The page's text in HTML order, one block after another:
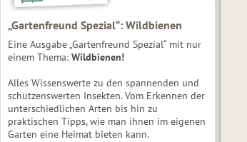
„Gartenfreund Spezial“: Wildbienen
Eine Ausgabe „Gartenfreund Spezial“ mit nur
einem Thema: Wildbienen!
Alles Wissenswerte zu den spannenden und
schützenswerten Insekten. Vom Erkennen der
unterschiedlichen Arten bis hin zu
praktischen Tipps, wie man ihnen im eigenen
Garten eine Heimat bieten kann.